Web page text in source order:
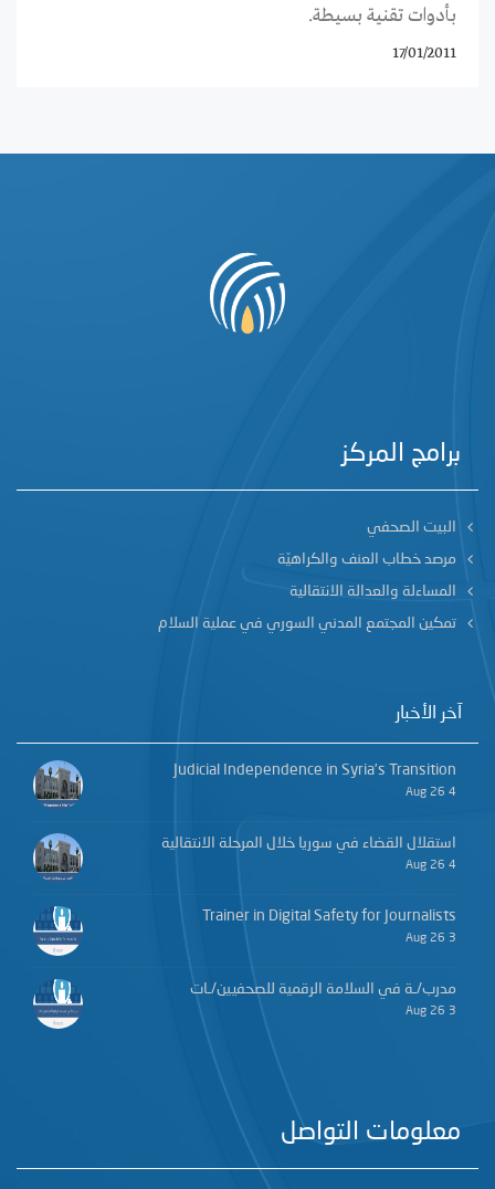
بأدوات تقنية بسيطة.
17/01/2011
برامج المركز
البيت الصحفي
مرصد خطاب العنف والكراهيّة
المساءلة والعدالة الانتقالية
تمكين المجتمع المدني السوري في عملية السلام
آخر الأخبار
Judicial Independence in Syria’s Transition
4 Aug 26
استقلال القضاء في سوريا خلال المرحلة الانتقالية
4 Aug 26
Trainer in Digital Safety for Journalists
3 Aug 26
مدرب/ـة في السلامة الرقمية للصحفيين/ـات
3 Aug 26
معلومات التواصل